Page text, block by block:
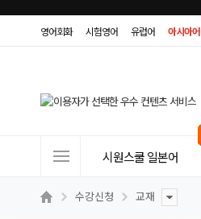
영어회화 시험영어 유럽어 아시아어
트
시원스쿨 일본어
수강신청 교재